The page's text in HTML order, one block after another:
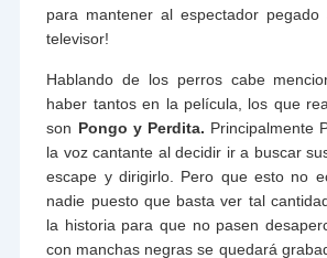
para mantener al espectador
televisor!
Hablando de los perros cabe
haber tantos en la película, los que
son Pongo y Perdita. Principalmente
la voz cantante al decidir ir a buscar
escape y dirigirlo. Pero que esto no
nadie puesto que basta ver tal
la historia para que no pasen
con manchas negras se quedará